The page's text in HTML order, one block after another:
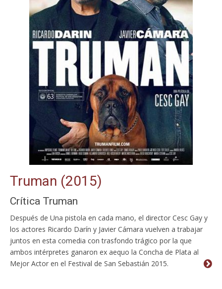
Truman (2015)
Crítica Truman
Después de Una pistola en cada mano, el director Cesc Gay y
los actores Ricardo Darín y Javier Cámara vuelven a trabajar
juntos en esta comedia con trasfondo trágico por la que
ambos intérpretes ganaron ex aequo la Concha de Plata al
Mejor Actor en el Festival de San Sebastián 2015.